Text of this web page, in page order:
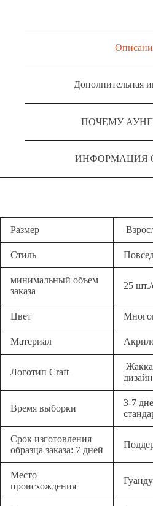
Дополнительная
ПОЧЕМУ
ИНФОРМАЦИЯ
Размер
Стиль
минимальный объем
заказа
25 шт./
Цвет
Материал
Логотип Craft
дизайн
Время выборки
3-7
Срок изготовления
образца заказа: 7 дней
Место
происхождения